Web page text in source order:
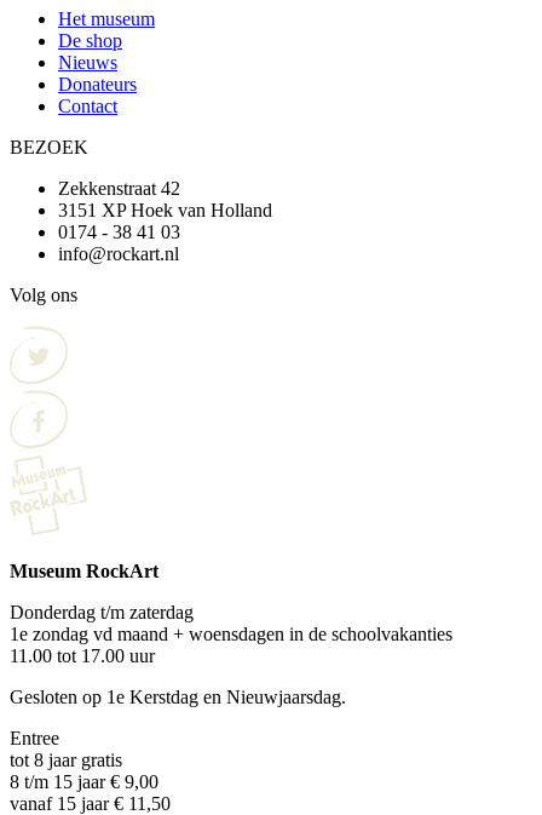
Het museum
De shop
Nieuws
Donateurs
Contact
BEZOEK
Zekkenstraat 42
3151 XP Hoek van Holland
0174 - 38 41 03
info@rockart.nl
Volg ons
Museum RockArt
Donderdag t/m zaterdag
1e zondag vd maand + woensdagen in de schoolvakanties
11.00 tot 17.00 uur
Gesloten op 1e Kerstdag en Nieuwjaarsdag.
Entree
tot 8 jaar gratis
8 t/m 15 jaar € 9,00
vanaf 15 jaar € 11,50